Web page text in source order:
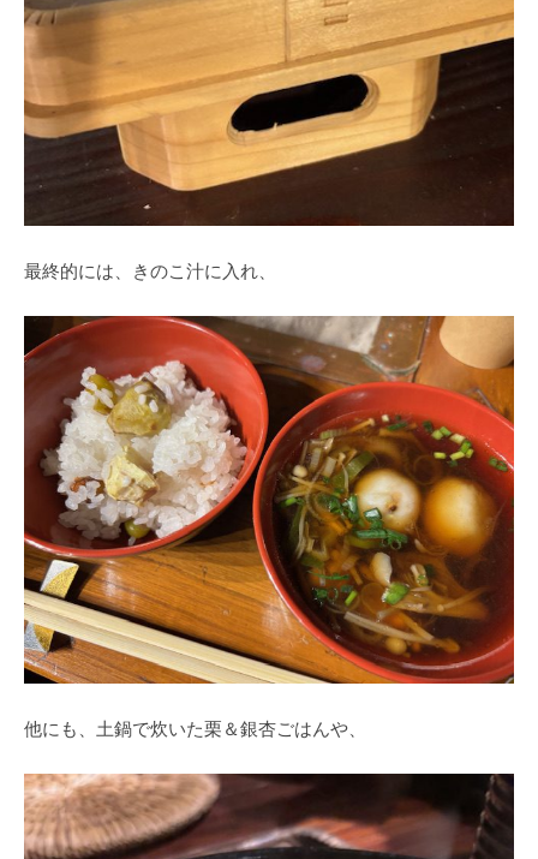
最終的には、きのこ汁に入れ、
他にも、土鍋で炊いた栗＆銀杏ごはんや、